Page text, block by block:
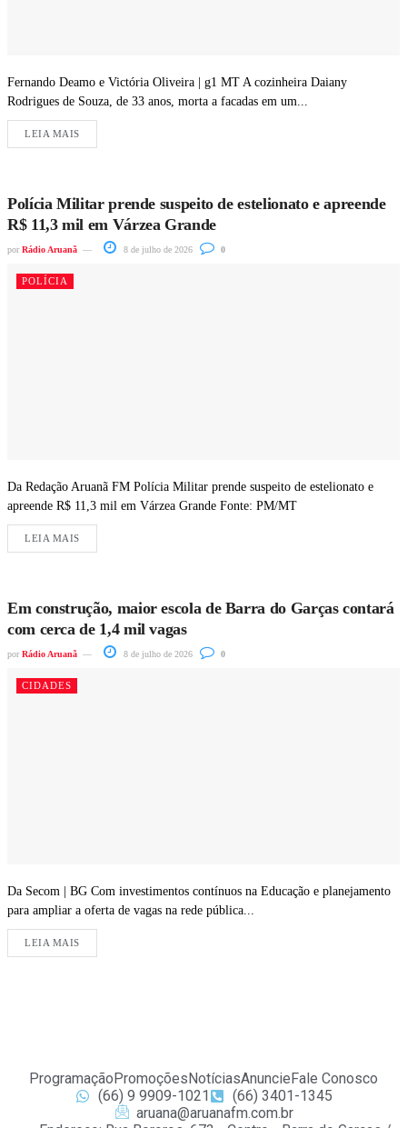
Fernando Deamo e Victória Oliveira | g1 MT A cozinheira Daiany
Rodrigues de Souza, de 33 anos, morta a facadas em um...
LEIA MAIS
Polícia Militar prende suspeito de estelionato e apreende
R$ 11,3 mil em Várzea Grande
por Rádio Aruanã 8 de julho de 2026 0
POLÍCIA
Da Redação Aruanã FM Polícia Militar prende suspeito de estelionato e
apreende R$ 11,3 mil em Várzea Grande Fonte: PM/MT
LEIA MAIS
Em construção, maior escola de Barra do Garças contará
com cerca de 1,4 mil vagas
por Rádio Aruanã 8 de julho de 2026 0
CIDADES
Da Secom | BG Com investimentos contínuos na Educação e planejamento
para ampliar a oferta de vagas na rede pública...
LEIA MAIS
ProgramaçãoPromoçõesNotíciasAnuncieFale Conosco
(66) 9 9909-1021
(66) 3401-1345
aruana@aruanafm.com.br